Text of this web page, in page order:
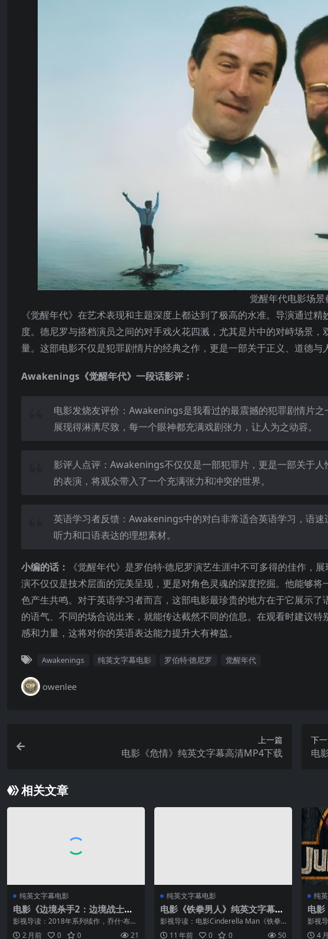
觉醒年代电影场景
《觉醒年代》在艺术表现和主题深度上都达到了极高的水准。导演通过
度。德尼罗与搭档演员之间的对手戏火花四溅，尤其是片中的对峙场景
量。这部电影不仅是犯罪剧情片的经典之作，更是一部关于正义、道德与
Awakenings《觉醒年代》一段话影评：
电影发烧友评价：Awakenings是我看过的最震撼的犯罪剧情片
展现得淋漓尽致，每一个眼神都充满戏剧张力，让人为之动容。
影评人点评：Awakenings不仅仅是一部犯罪片，更是一部关于
的表演，将观众带入了一个充满张力和冲突的世界。
英语学习者反馈：Awakenings中的对白非常适合英语学习，语
听力和口语表达的理想素材。
小编的话：
《觉醒年代》是罗伯特·德尼罗演艺生涯中不可多得的佳作，
演不仅仅是技术层面的完美呈现，更是对角色灵魂的深度挖掘。他能够
色产生共鸣。对于英语学习者而言，这部电影最珍贵的地方在于它展示
的语气、不同的场合说出来，就能传达截然不同的信息。在观看时建议
感和力量，这将对你的英语表达能力提升大有裨益。
Awakenings 纯英文字幕电影 罗伯特·德尼罗 觉醒年代
owenlee
上一篇
电影《危情》纯英文字幕高清MP4下载
下
电
相关文章
纯英文字幕电影
电影《边境杀手2：边境战士》
纯英文字幕高清MP4下载
影视导读：2018年系列续作，乔什·布洛
林饰演特工马特·格瑞弗，这次他不再受
2 月前 0 0 21
纯英文字幕电影
电影《铁拳男人》纯英文字幕高
清MP4下载
影视导读：电影Cinderella Man《铁拳
男人》是奥斯卡影帝（美丽心灵）罗素·
11 年前 0 0 50
纯
电影
高清
影视
姆·尼
4